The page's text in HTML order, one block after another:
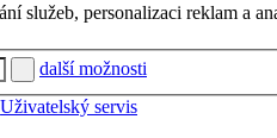
služeb, personalizaci reklam a
další možnosti
Uživatelský servis